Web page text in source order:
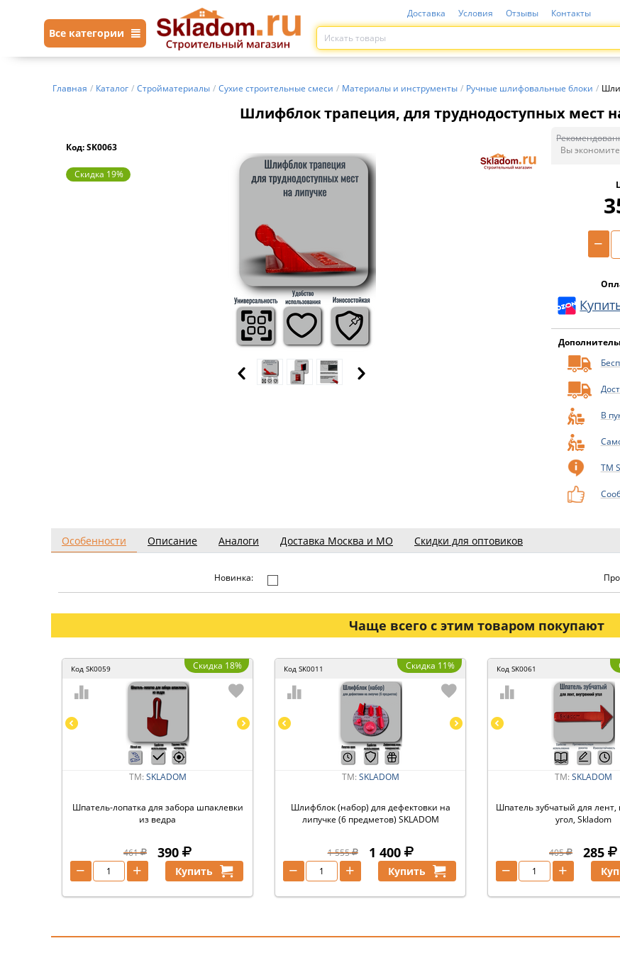
Все категории
Доставка Условия Отзывы Контакты
Главная / Каталог / Стройматериалы / Сухие строительные смеси / Материалы и инструменты / Ручные шлифовальные блоки /
Шлифблок трапеция, для труднодоступных мест
Код: SK0063
Скидка 19%
Вы
−
В
ТМ
Особенности Описание Аналоги Доставка Москва и МО Скидки для оптовиков
Новинка:
Чаще всего с этим товаром покупают
Код SK0059 Скидка 18%
ТМ: SKLADOM
Шпатель-лопатка для забора шпаклевки
из ведра
461 390
+
− Купить
Код SK0011 Скидка 11%
ТМ: SKLADOM
Шлифблок (набор) для дефектовки на
липучке (6 предметов) SKLADOM
1 555 1 400
+
− Купить
Код SK0061
ТМ: SKLADOM
Шпатель зубчатый для лент,
угол, Skladom
405 285
+
−